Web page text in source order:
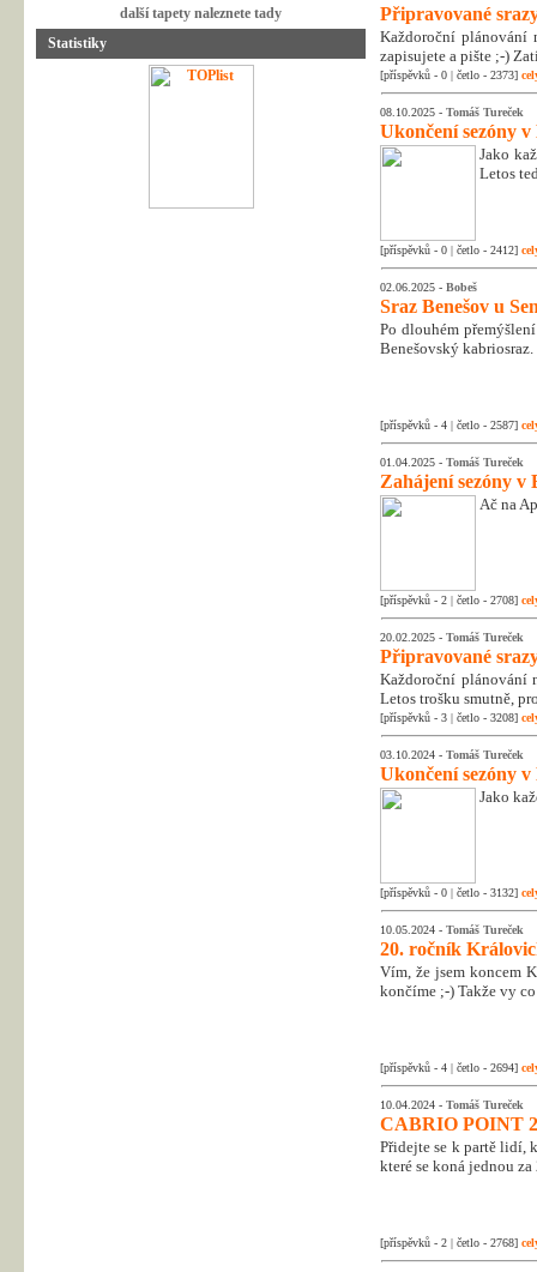
další tapety naleznete tady
Statistiky
Připravované
Každoroční plánování
zapisujete a pište ;-)
[příspěvků - 0 | četlo - 2373]
08.10.2025 - Tomáš Tureček
Ukončení sezóny v
Jako
Letos
[příspěvků - 0 | četlo - 2412]
02.06.2025 - Bobeš
Sraz Benešov u
Po dlouhém
Benešovský kabriosraz.
[příspěvků - 4 | četlo - 2587]
01.04.2025 - Tomáš Tureček
Zahájení sezóny v
Ač na
[příspěvků - 2 | četlo - 2708]
20.02.2025 - Tomáš Tureček
Připravované
Každoroční plánování
Letos trošku smutně,
[příspěvků - 3 | četlo - 3208]
03.10.2024 - Tomáš Tureček
Ukončení sezóny v
Jako
[příspěvků - 0 | četlo - 3132]
10.05.2024 - Tomáš Tureček
20. ročník
Vím, že jsem koncem
končíme ;-) Takže vy
[příspěvků - 4 | četlo - 2694]
10.04.2024 - Tomáš Tureček
CABRIO POINT
Přidejte se k partě lidí,
které se koná jednou
[příspěvků - 2 | četlo - 2768]